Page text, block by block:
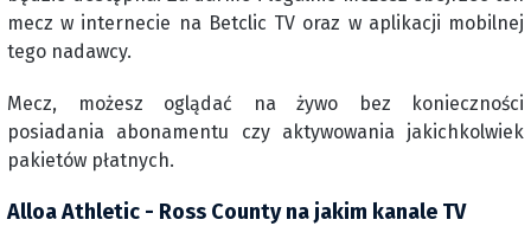
mecz w internecie na Betclic TV oraz w aplikacji mobilnej
tego nadawcy.
Mecz, możesz oglądać na żywo bez konieczności
posiadania abonamentu czy aktywowania jakichkolwiek
pakietów płatnych.
Alloa Athletic - Ross County na jakim kanale TV